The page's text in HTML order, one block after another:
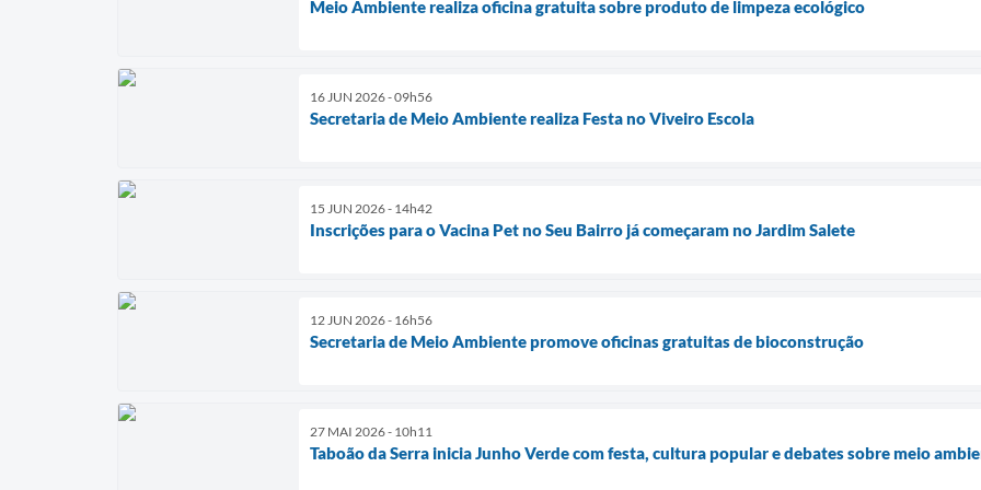
Meio Ambiente realiza oficina gratuita sobre produto de limpeza ecológico
16 JUN 2026 - 09h56
Secretaria de Meio Ambiente realiza Festa no Viveiro Escola
15 JUN 2026 - 14h42
Inscrições para o Vacina Pet no Seu Bairro já começaram no Jardim Salete
12 JUN 2026 - 16h56
Secretaria de Meio Ambiente promove oficinas gratuitas de bioconstrução
27 MAI 2026 - 10h11
Taboão da Serra inicia Junho Verde com festa, cultura popular e debates sobre meio